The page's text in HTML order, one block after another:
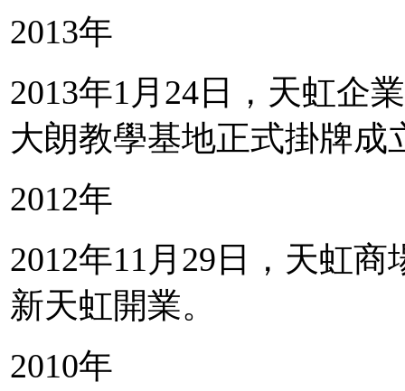
2013年
2013年1月24日，天虹
大朗教學基地正式掛牌成
2012年
2012年11月29日，天虹
新天虹開業。
2010年